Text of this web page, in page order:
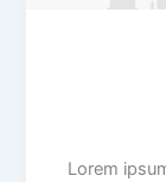
Lorem